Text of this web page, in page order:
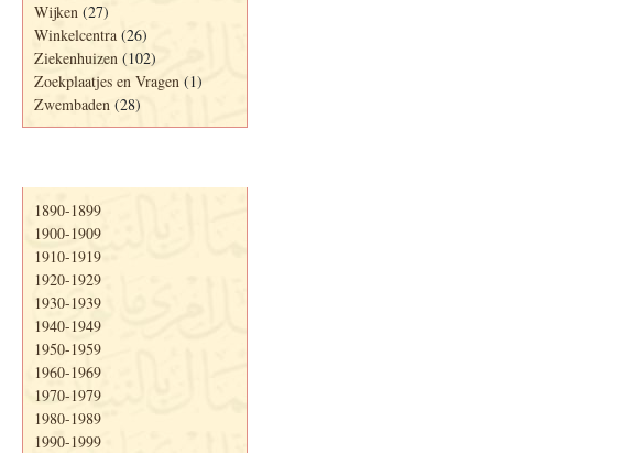
Wijken (27)
Winkelcentra (26)
Ziekenhuizen (102)
Zoekplaatjes en Vragen (1)
Zwembaden (28)
1890-1899
1900-1909
1910-1919
1920-1929
1930-1939
1940-1949
1950-1959
1960-1969
1970-1979
1980-1989
1990-1999